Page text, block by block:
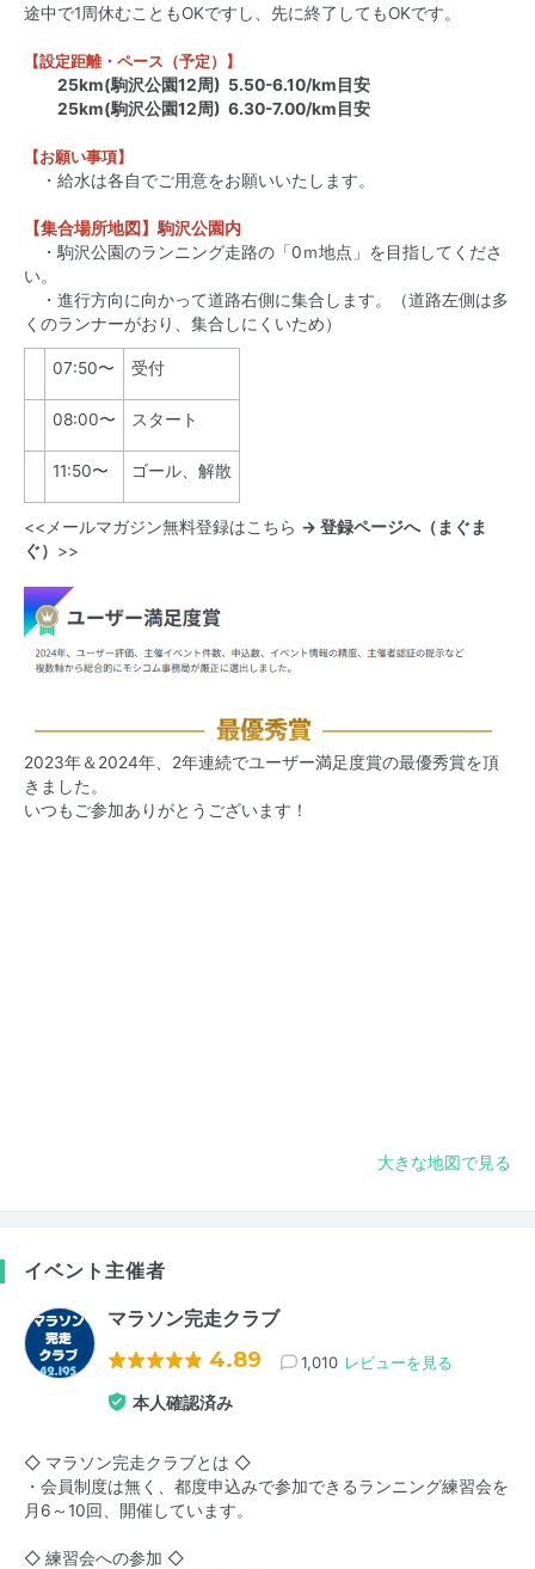
途中で1周休むこともOKですし、先に終了してもOKです。
【設定距離・ペース（予定）】
25km(駒沢公園12周) 5.50-6.10/km目安
25km(駒沢公園12周) 6.30-7.00/km目安
【お願い事項】
・給水は各自でご用意をお願いいたします。
【集合場所地図】駒沢公園内
・駒沢公園のランニング走路の「0ｍ地点」を目指してくださ
い。
・進行方向に向かって道路右側に集合します。（道路左側は多
くのランナーがおり、集合しにくいため）
07:50〜 受付
08:00〜 スタート
11:50〜 ゴール、解散
<< メールマガジン無料登録はこちら → 登録ページへ（まぐま
ぐ） >>
2023年＆2024年、2年連続でユーザー満足度賞の最優秀賞を頂
きました。
いつもご参加ありがとうございます！
大きな地図で見る
イベント主催者
マラソン完走クラブ
4.89 1,010 レビューを見る
本人確認済み
◇ マラソン完走クラブとは ◇
・会員制度は無く、都度申込みで参加できるランニング練習会を
月6～10回、開催しています。
◇ 練習会への参加 ◇